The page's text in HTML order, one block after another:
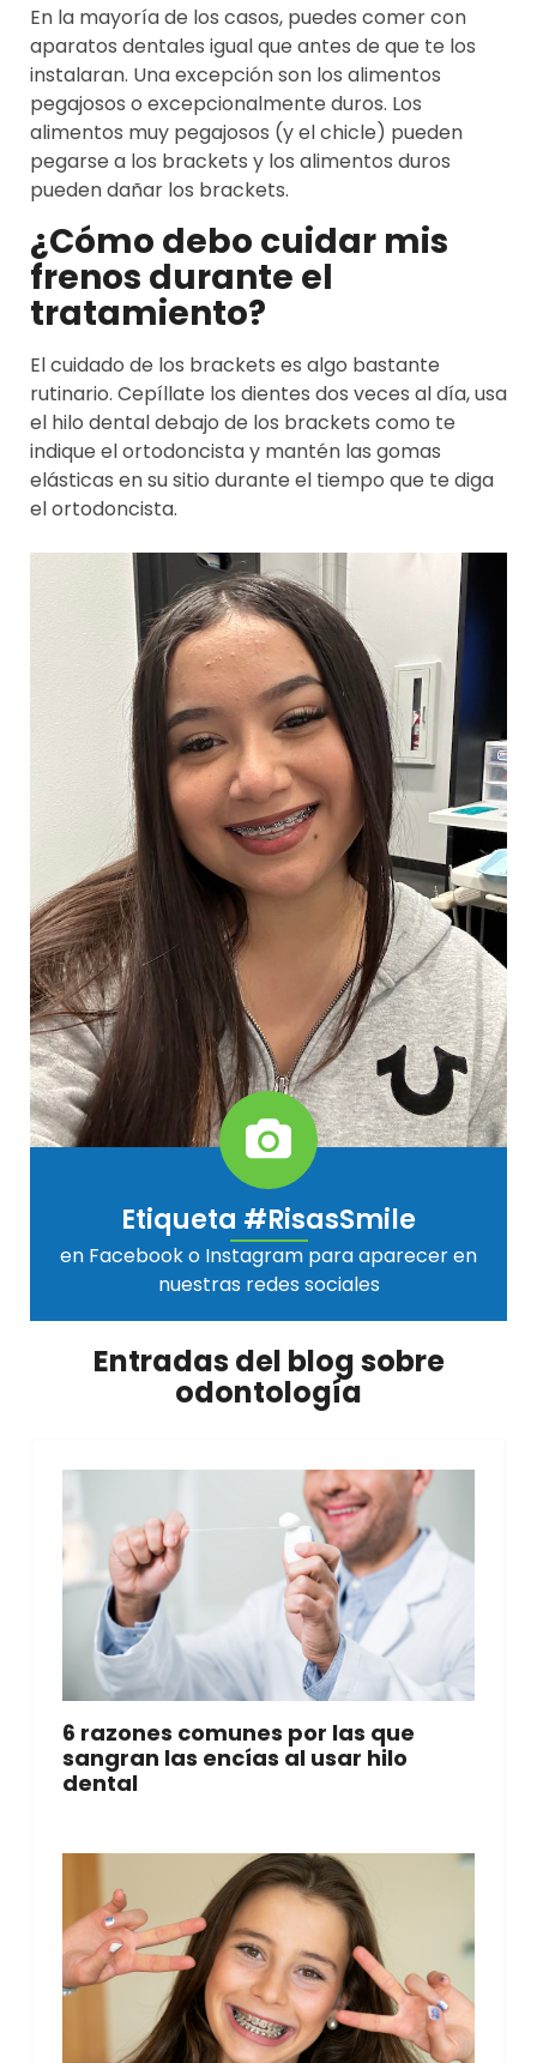
En la mayoría de los casos, puedes comer con
aparatos dentales igual que antes de que te los
instalaran. Una excepción son los alimentos
pegajosos o excepcionalmente duros. Los
alimentos muy pegajosos (y el chicle) pueden
pegarse a los brackets y los alimentos duros
pueden dañar los brackets.
¿Cómo debo cuidar mis
frenos durante el
tratamiento?
El cuidado de los brackets es algo bastante
rutinario. Cepíllate los dientes dos veces al día, usa
el hilo dental debajo de los brackets como te
indique el ortodoncista y mantén las gomas
elásticas en su sitio durante el tiempo que te diga
el ortodoncista.
Etiqueta #RisasSmile
en Facebook o Instagram para aparecer en
nuestras redes sociales
Entradas del blog sobre
odontología
6 razones comunes por las que
sangran las encías al usar hilo
dental